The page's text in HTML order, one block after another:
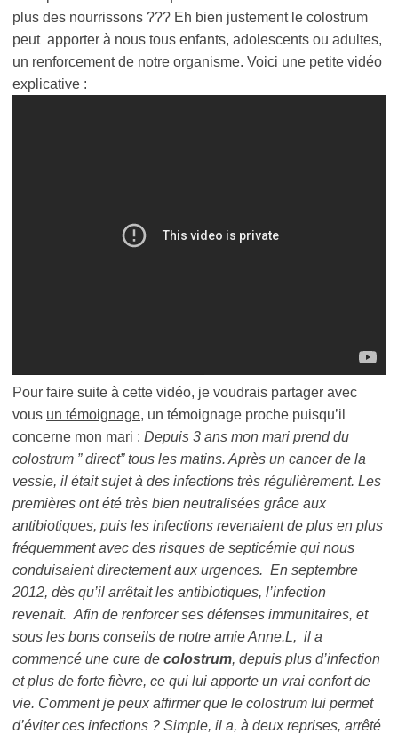
plus des nourrissons ??? Eh bien justement le colostrum
peut apporter à nous tous enfants, adolescents ou adultes,
un renforcement de notre organisme. Voici une petite vidéo
explicative :
Pour faire suite à cette vidéo, je voudrais partager avec
vous un témoignage, un témoignage proche puisqu’il
concerne mon mari : Depuis 3 ans mon mari prend du
colostrum ” direct” tous les matins. Après un cancer de la
vessie, il était sujet à des infections très régulièrement. Les
premières ont été très bien neutralisées grâce aux
antibiotiques, puis les infections revenaient de plus en plus
fréquemment avec des risques de septicémie qui nous
conduisaient directement aux urgences. En septembre
2012, dès qu’il arrêtait les antibiotiques, l’infection
revenait. Afin de renforcer ses défenses immunitaires, et
sous les bons conseils de notre amie Anne.L, il a
commencé une cure de colostrum, depuis plus d’infection
et plus de forte fièvre, ce qui lui apporte un vrai confort de
vie. Comment je peux affirmer que le colostrum lui permet
d’éviter ces infections ? Simple, il a, à deux reprises, arrêté